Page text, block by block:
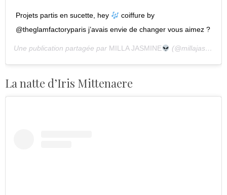
Projets partis en sucette, hey
coiffure by
@theglamfactoryparis j’avais envie de changer vous aimez ?
Une publication partagée par MILLA JASMINE (@millajasmineoff) le
La natte d’Iris Mittenaere